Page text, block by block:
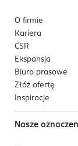
O firmie
Kariera
CSR
Ekspansja
Biuro prasowe
Złóż ofertę
Inspiracje
Nasze